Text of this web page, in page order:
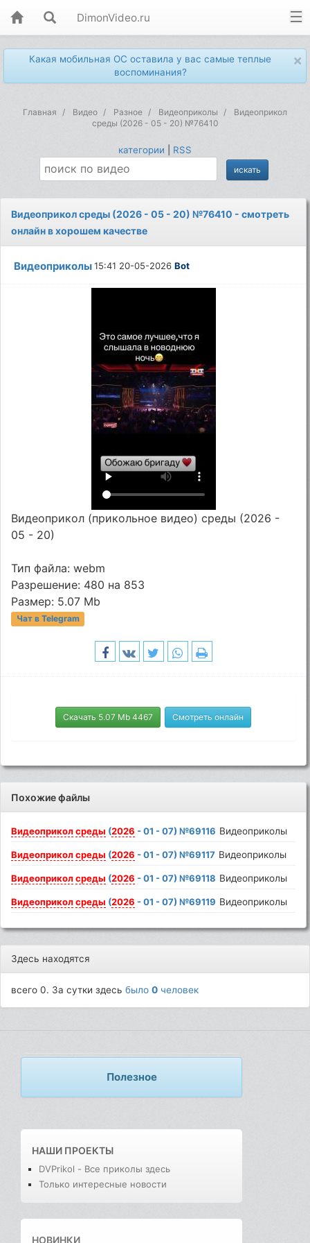
DimonVideo.ru
×
Какая мобильная ОС оставила у вас самые теплые
воспоминания?
Главная Видео Разное Видеоприколы
Видеоприкол
среды (2026 - 05 - 20) №76410
категории RSS
Видеоприкол среды (2026 - 05 - 20) №76410 - смотреть
онлайн в хорошем качестве
Видеоприколы15:41 20-05-2026Bot
Видеоприкол (прикольное видео) среды (2026 -
05 - 20)
Тип файла: webm
Разрешение: 480 на 853
Размер: 5.07 Mb
Чат в Telegram
Скачать 5.07 Mb 4467 Смотреть онлайн
Похожие файлы
Видеоприкол среды (2026 - 01 - 07) №69116 Видеоприколы
Видеоприкол среды (2026 - 01 - 07) №69117 Видеоприколы
Видеоприкол среды (2026 - 01 - 07) №69118 Видеоприколы
Видеоприкол среды (2026 - 01 - 07) №69119 Видеоприколы
Здесь находятся
всего 0. За сутки здесьбыло0 человек
Полезное
НАШИ ПРОЕКТЫ
DVPrikol - Все приколы здесь
Только интересные новости
НОВИНКИ